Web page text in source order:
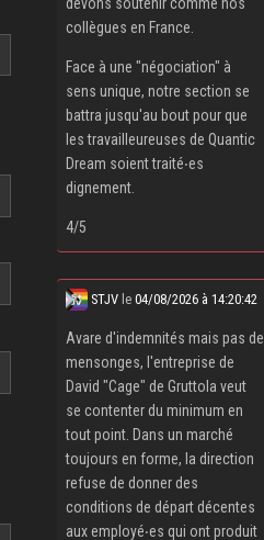
collègues en France.
Face à une "négociation" à
sens unique, notre section se
battra jusqu'au bout pour que
les travailleureuses de Quantic
Dream soient traité‧es
dignement.
4/5
STJV le04/08/2026 à 14:20:42
Avare d'indemnités mais pas de
mensonges, l'entreprise de
David "Cage" de Gruttola veut
se contenter du minimum en
tout point. Dans un marché
toujours en forme, la direction
refuse de donner des
conditions de départ décentes
aux employé‧es qui ont produit